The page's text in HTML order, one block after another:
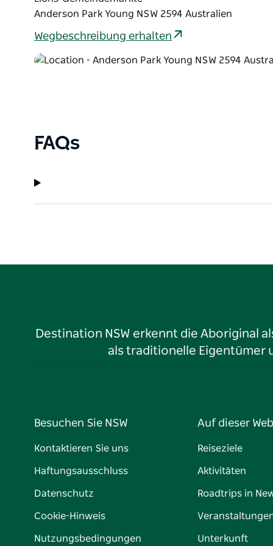
Anderson Park Young NSW 2594 Australien
Wegbeschreibung erhalten
FAQs
Destination NSW erkennt die Aboriginal
als traditionelle Eigentümer
Besuchen Sie NSW
Kontaktieren Sie uns
Haftungsausschluss
Datenschutz
Cookie-Hinweis
Nutzungsbedingungen
Auf dieser
Reiseziele
Aktivitäten
Roadtrips in
Unterkunft